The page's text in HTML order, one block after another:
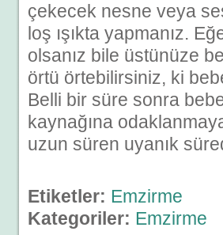
çekecek nesne veya
loş ışıkta yapmanız.
olsanız bile üstünüze
örtü örtebilirsiniz, ki
Belli bir süre sonra
kaynağına
uzun süren uyanık
Etiketler: Emzirme
Kategoriler: Emzirme